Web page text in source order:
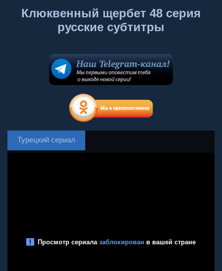
Клюквенный щербет 48 серия
русские субтитры
Турецкий сериал